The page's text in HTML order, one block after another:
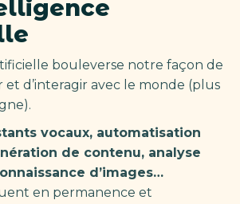
bouleverse notre façon de
et d’interagir avec le monde (plus
vocaux, automatisation
de contenu, analyse
d’images…
en permanence et